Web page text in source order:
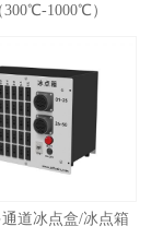
1000℃）
道冰点盒/冰点箱